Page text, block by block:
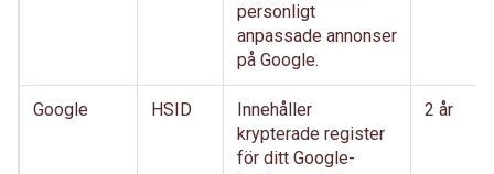
personligt
anpassade annonser
på Google.
Google HSID
Innehåller
krypterade register
för ditt Google-
2 år